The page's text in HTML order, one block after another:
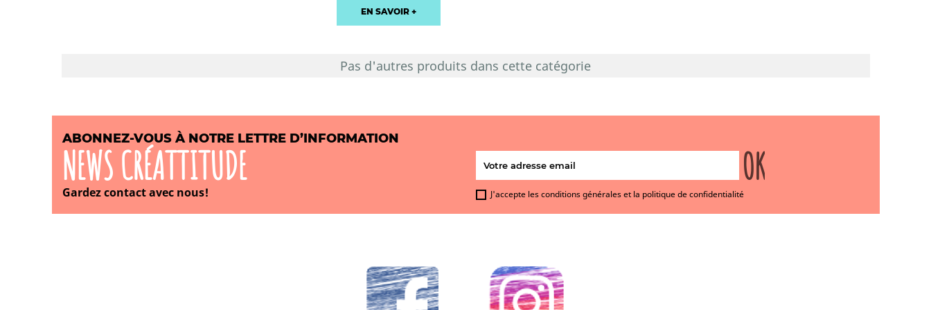
EN SAVOIR +
Pas d'autres produits dans cette catégorie
ABONNEZ-VOUS À NOTRE LETTRE D’INFORMATION
NEWS CRÉATTITUDE
Gardez contact avec nous! J'accepte les conditions générales et la politique de confidentialité